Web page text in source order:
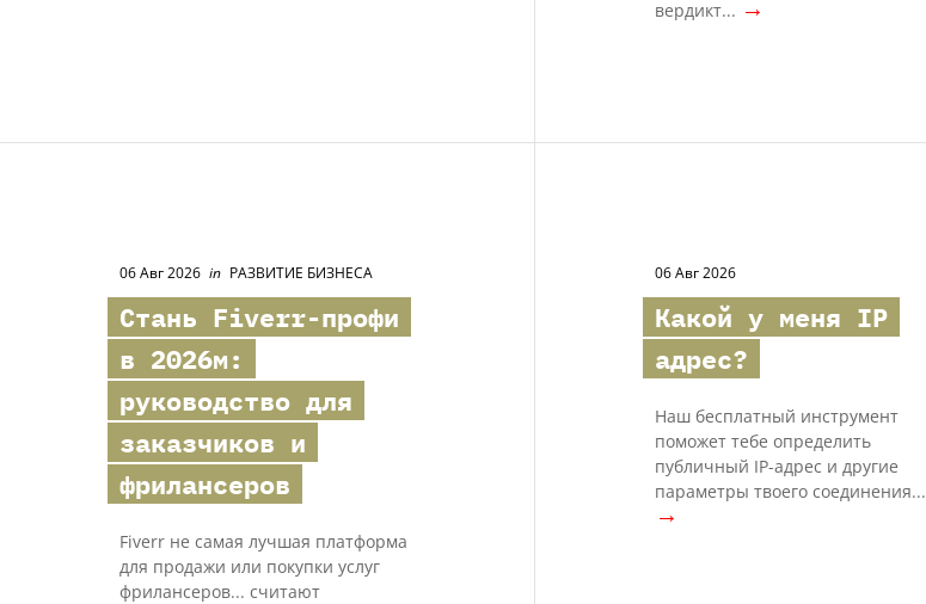
вердикт... →
06 Авг 2026 in РАЗВИТИЕ БИЗНЕСА
Стань Fiverr-профи
в 2026м:
руководство для
заказчиков и
фрилансеров
Fiverr не самая лучшая платформа
для продажи или покупки услуг
фрилансеров... считают
06 Авг 2026
Какой у меня IP
адрес?
Наш бесплатный инструмент
поможет тебе определить
публичный IP-адрес и другие
параметры твоего соединения...
→